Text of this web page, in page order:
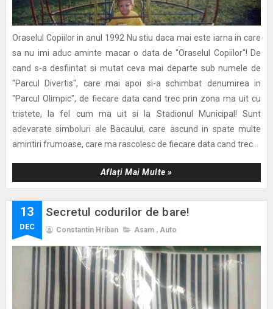
Oraselul Copiilor in anul 1992 Nu stiu daca mai este iarna in care
sa nu imi aduc aminte macar o data de "Oraselul Copiilor"! De
cand s-a desfiintat si mutat ceva mai departe sub numele de
"Parcul Divertis", care mai apoi si-a schimbat denumirea in
"Parcul Olimpic", de fiecare data cand trec prin zona ma uit cu
tristete, la fel cum ma uit si la Stadionul Municipal! Sunt
adevarate simboluri ale Bacaului, care ascund in spate multe
amintiri frumoase, care ma rascolesc de fiecare data cand trec...
Aflați Mai Multe »
13
DEC
Secretul codurilor de bare!
Constantin Hriban Asam , Auto